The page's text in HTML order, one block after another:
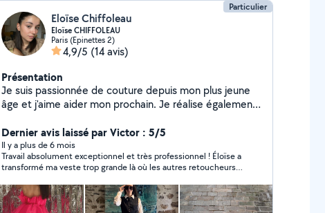
Particulier
Eloïse Chiffoleau
Eloïse CHIFFOLEAU
Paris (Epinettes 2)
4,9/5 (14 avis)
Présentation
Je suis passionnée de couture depuis mon plus jeune
âge et j'aime aider mon prochain. Je réalise également
développés comme de futures marques qui souhaitent
faire développer leurs produits en usine. Je fais
également du montage vidéo à mes heures perdues.
Je suis agréable et m'adapte facilement aux situations !
Dernier avis laissé par Victor : 5/5
Il y a plus de 6 mois
Travail absolument exceptionnel et très professionnel ! Éloïse a
transformé ma veste trop grande là où les autres retoucheurs
boutons et rivets peints en ivoire, étiquettes retirées, finitions
impeccables. Résultat : une pièce unique et élégante. Manteau